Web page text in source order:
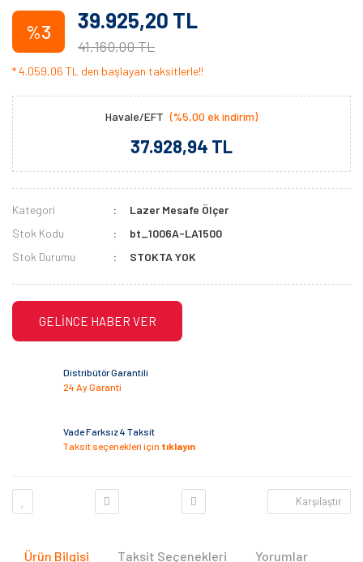
%3 39.925,20 TL
41.160,00 TL
* 4.059,06 TL den başlayan taksitlerle!!
Havale/EFT (%5,00 ek indirim)
37.928,94 TL
Kategori
Lazer Mesafe Ölçer
Stok Kodu
bt_1006A-LA1500
Stok Durumu
STOKTA YOK
GELİNCE HABER VER
Distribütör Garantili
24 Ay Garanti
Vade Farksız 4 Taksit
Taksit seçenekleri için tıklayın
Karşılaştır
Ürün Bilgisi Taksit Seçenekleri Yorumlar